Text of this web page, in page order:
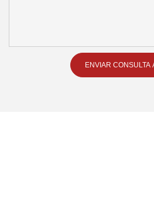
ENVIAR CONSULTA